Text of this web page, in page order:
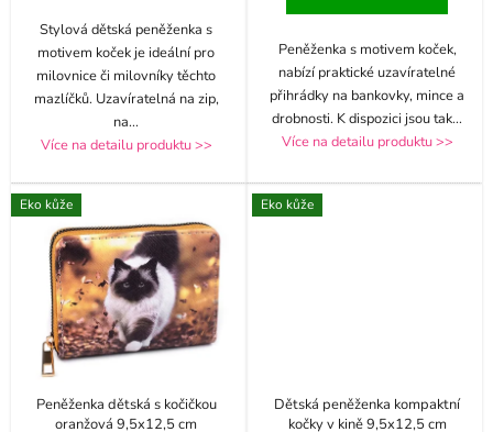
Stylová dětská peněženka s
motivem koček je ideální pro
milovnice či milovníky těchto
mazlíčků. Uzavíratelná na zip,
na...
Více na detailu produktu >>
Peněženka s motivem koček,
nabízí praktické uzavíratelné
přihrádky na bankovky, mince a
drobnosti. K dispozici jsou tak...
Více na detailu produktu >>
Eko kůže
Peněženka dětská s kočičkou
oranžová 9,5x12,5 cm
Eko kůže
Dětská peněženka kompaktní
kočky v kině 9,5x12,5 cm